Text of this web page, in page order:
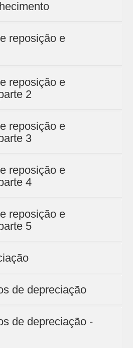
reposição e
reposição e
2
reposição e
3
reposição e
4
reposição e
5
de depreciação
de depreciação -